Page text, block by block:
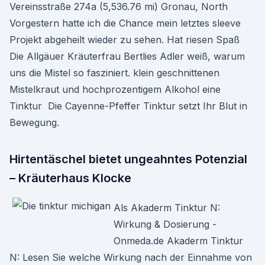
Vereinsstraße 274a (5,536.76 mi) Gronau, North
Vorgestern hatte ich die Chance mein letztes sleeve
Projekt abgeheilt wieder zu sehen. Hat riesen Spaß
Die Allgäuer Kräuterfrau Bertlies Adler weiß, warum
uns die Mistel so fasziniert. klein geschnittenen
Mistelkraut und hochprozentigem Alkohol eine
Tinktur Die Cayenne-Pfeffer Tinktur setzt Ihr Blut in
Bewegung.
Hirtentäschel bietet ungeahntes Potenzial
– Kräuterhaus Klocke
Als Akaderm Tinktur N:
Wirkung & Dosierung -
Onmeda.de Akaderm Tinktur
N: Lesen Sie welche Wirkung nach der Einnahme von